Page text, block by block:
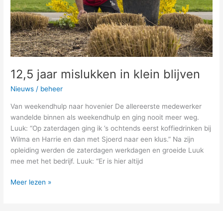
12,5 jaar mislukken in klein blijven
Nieuws / beheer
Van weekendhulp naar hovenier De allereerste medewerker
wandelde binnen als weekendhulp en ging nooit meer weg.
Luuk: “Op zaterdagen ging ik ’s ochtends eerst koffiedrinken bij
Wilma en Harrie en dan met Sjoerd naar een klus.” Na zijn
opleiding werden de zaterdagen werkdagen en groeide Luuk
mee met het bedrijf. Luuk: “Er is hier altijd
Meer lezen »